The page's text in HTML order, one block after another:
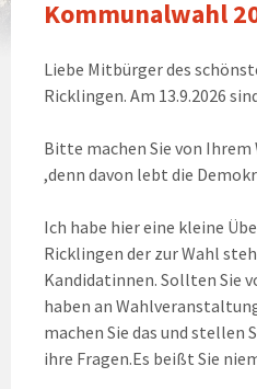
Kommunalwahl
Liebe Mitbürger des
Ricklingen. Am 13.9.2026
Bitte machen Sie von Ihrem
,denn davon lebt die
Ich habe hier eine kleine
Ricklingen der zur Wahl
Kandidatinnen. Sollten Sie
haben an
machen Sie das und stellen
ihre Fragen.Es beißt Sie